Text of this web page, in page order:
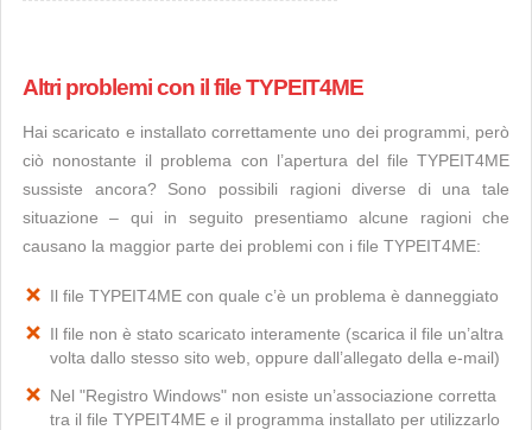
Altri problemi con il file TYPEIT4ME
Hai scaricato e installato correttamente uno dei programmi, però
ciò nonostante il problema con l’apertura del file TYPEIT4ME
sussiste ancora? Sono possibili ragioni diverse di una tale
situazione – qui in seguito presentiamo alcune ragioni che
causano la maggior parte dei problemi con i file TYPEIT4ME:
Il file TYPEIT4ME con quale c’è un problema è danneggiato
Il file non è stato scaricato interamente (scarica il file un’altra
volta dallo stesso sito web, oppure dall’allegato della e-mail)
Nel "Registro Windows" non esiste un’associazione corretta
tra il file TYPEIT4ME e il programma installato per utilizzarlo